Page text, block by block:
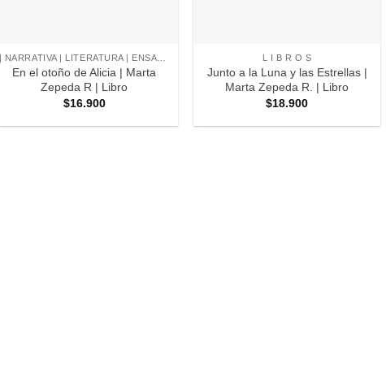
| NARRATIVA | LITERATURA | ENSAYO |
En el otoño de Alicia | Marta
Zepeda R | Libro
$16.900
L I B R O S
Junto a la Luna y las Estrellas |
Marta Zepeda R. | Libro
$18.900